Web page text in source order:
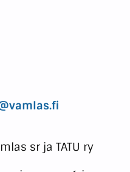
sr ja TATU ry